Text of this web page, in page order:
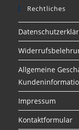
Rechtliches
Allgemeine
Impressum
Kontaktformular